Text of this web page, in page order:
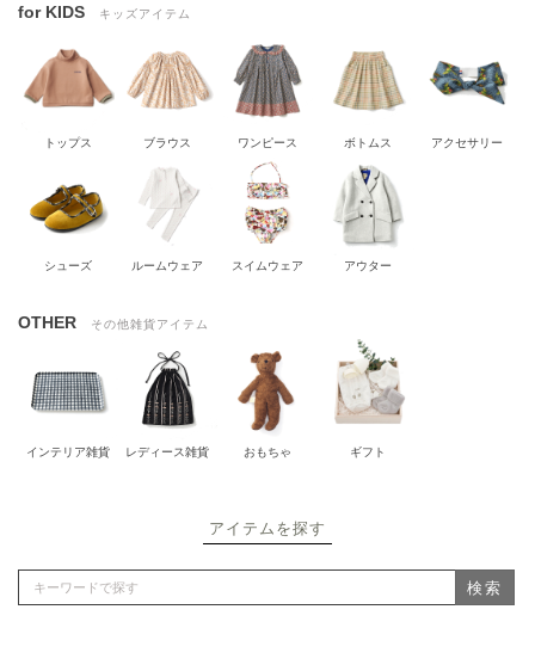
for KIDS キッズアイテム
トップス ブラウス ワンピース ボトムス アクセサリー
シューズ ルームウェア スイムウェア アウター
OTHER その他雑貨アイテム
インテリア雑貨 レディース雑貨 おもちゃ ギフト
アイテムを探す
検索